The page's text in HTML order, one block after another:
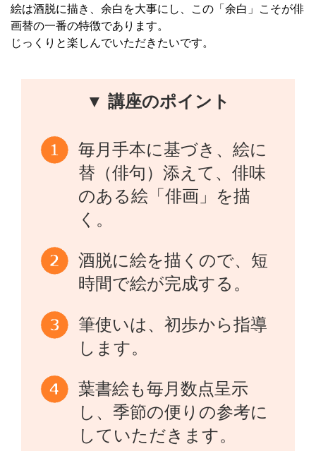
絵は酒脱に描き、余白を大事にし、この「余白」こそが俳
画替の一番の特徴であります。
じっくりと楽しんでいただきたいです。
▼ 講座のポイント
毎月手本に基づき、絵に
替（俳句）添えて、俳味
のある絵「俳画」を描
く。
酒脱に絵を描くので、短
時間で絵が完成する。
筆使いは、初歩から指導
します。
葉書絵も毎月数点呈示
し、季節の便りの参考に
していただきます。